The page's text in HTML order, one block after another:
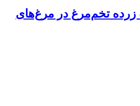
اسیدهای چرب زرده تخم‌مرغ در مرغ‌های